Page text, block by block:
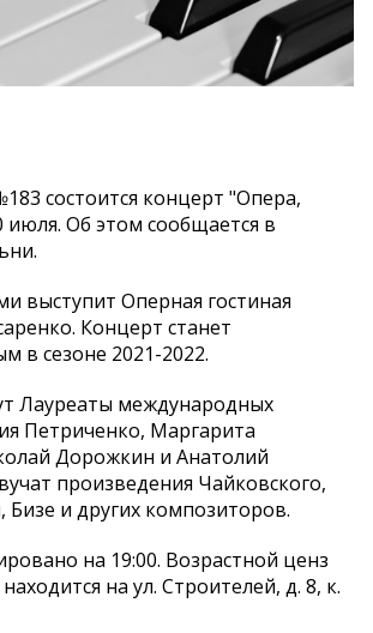
состоится концерт "Опера,
Об этом сообщается в
выступит Оперная гостиная
Концерт станет
в сезоне 2021-2022.
Лауреаты международных
Петриченко, Маргарита
Дорожкин и Анатолий
произведения Чайковского,
Бизе и других композиторов.
на 19:00. Возрастной ценз
на ул. Строителей, д. 8, к.